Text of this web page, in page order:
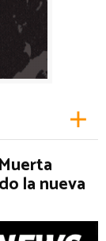
la nueva